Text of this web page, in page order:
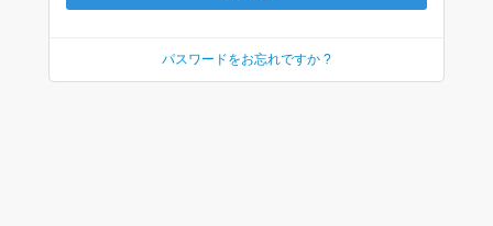
パスワードをお忘れですか ?